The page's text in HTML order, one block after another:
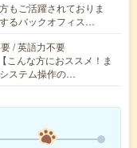
もご活躍されておりま
るバックオフィス…
/ 英語力不要
こんな方におススメ！ま
ステム操作の…